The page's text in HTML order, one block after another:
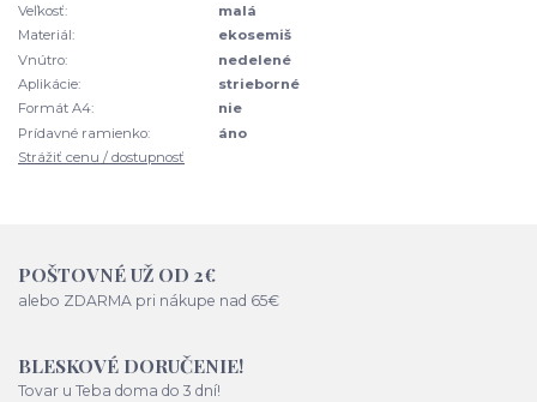
Veľkosť:
malá
Materiál:
ekosemiš
Vnútro:
nedelené
Aplikácie:
strieborné
Formát A4:
nie
Prídavné ramienko:
áno
Strážiť cenu / dostupnosť
POŠTOVNÉ UŽ OD 2€
alebo ZDARMA pri nákupe nad 65€
BLESKOVÉ DORUČENIE!
Tovar u Teba doma do 3 dní!